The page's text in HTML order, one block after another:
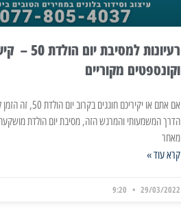
רעיונות למסיבת
וקונספטים מקוריים
אם אתם או יקיריכם חוגגים
הדרך המשמעותי והמרגש הזה, מסיבת יום הולדת
מאחר
קרא עוד »
29/03/2022